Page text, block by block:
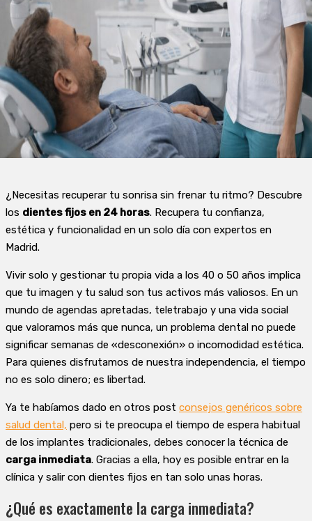
¿Necesitas recuperar tu sonrisa sin frenar tu ritmo? Descubre
los dientes fijos en 24 horas. Recupera tu confianza,
estética y funcionalidad en un solo día con expertos en
Madrid.
Vivir solo y gestionar tu propia vida a los 40 o 50 años implica
que tu imagen y tu salud son tus activos más valiosos. En un
mundo de agendas apretadas, teletrabajo y una vida social
que valoramos más que nunca, un problema dental no puede
significar semanas de «desconexión» o incomodidad estética.
Para quienes disfrutamos de nuestra independencia, el tiempo
no es solo dinero; es libertad.
Ya te habíamos dado en otros post consejos genéricos sobre
salud dental, pero si te preocupa el tiempo de espera habitual
de los implantes tradicionales, debes conocer la técnica de
carga inmediata. Gracias a ella, hoy es posible entrar en la
clínica y salir con dientes fijos en tan solo unas horas.
¿Qué es exactamente la carga inmediata?